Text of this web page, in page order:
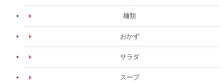
麺類
おかず
サラダ
スープ